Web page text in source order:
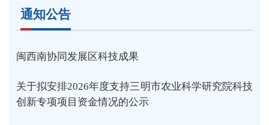
通知公告
闽西南协同发展区科技成果
关于拟安排2026年度支持三明市农业科学研究院科技
创新专项项目资金情况的公示